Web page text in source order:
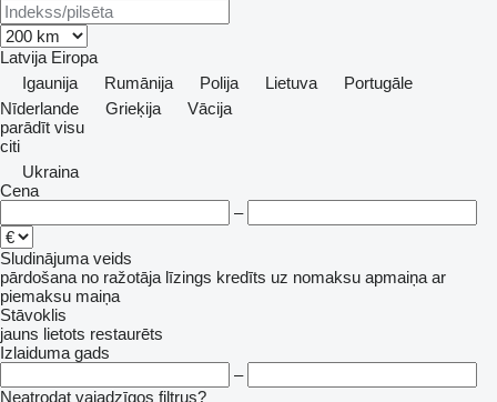
Latvija Eiropa
Igaunija
Rumānija Polija Lietuva
Portugāle
Nīderlande
Grieķija
Vācija
parādīt visu
citi
Ukraina
Cena
–
Sludinājuma veids
pārdošana no ražotāja līzings kredīts uz nomaksu apmaiņa ar
piemaksu maiņa
Stāvoklis
jauns lietots restaurēts
Izlaiduma gads
–
Neatrodat vajadzīgos filtrus?